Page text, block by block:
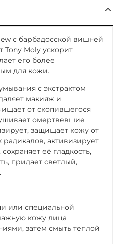
с барбадосской вишней
Tony Moly ускорит
его более
для кожи.
с экстрактом
макияж и
от скопившегося
омертвевшие
защищает кожу от
радикалов, активизирует
её гладкость,
придает светлый,
или специальной
кожу лица
затем смыть теплой